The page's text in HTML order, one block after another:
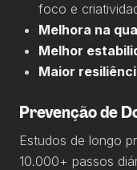
foco e
Melhora na
Melhor
Maior
Prevenção de
Estudos de longo
10.000+ passos